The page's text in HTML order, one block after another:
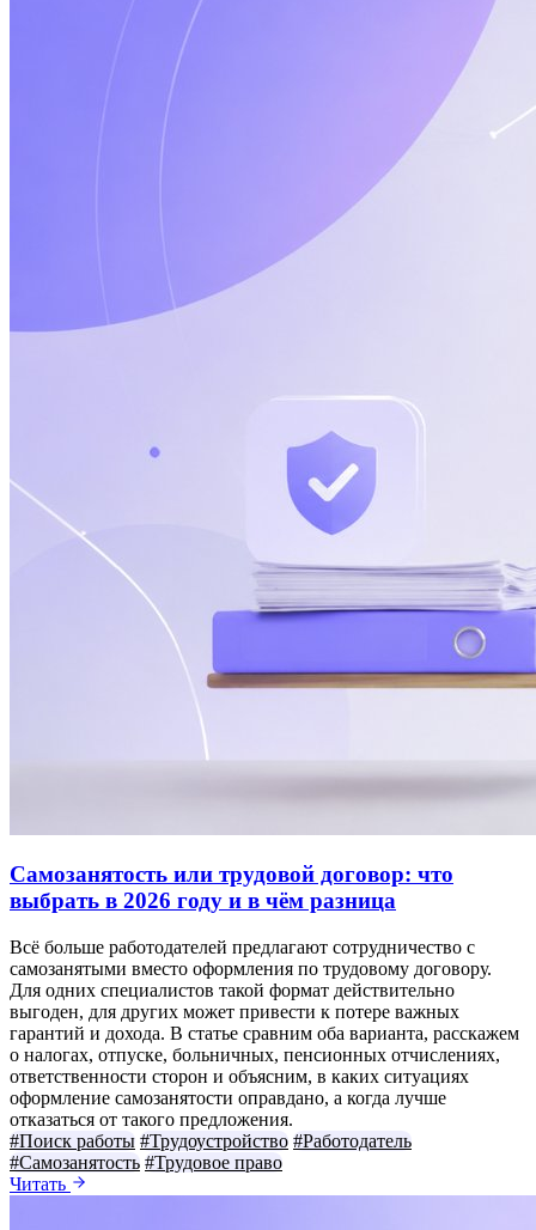
Самозанятость или трудовой договор: что
выбрать в 2026 году и в чём разница
Всё больше работодателей предлагают сотрудничество с
самозанятыми вместо оформления по трудовому договору.
Для одних специалистов такой формат действительно
выгоден, для других может привести к потере важных
гарантий и дохода. В статье сравним оба варианта, расскажем
о налогах, отпуске, больничных, пенсионных отчислениях,
ответственности сторон и объясним, в каких ситуациях
оформление самозанятости оправдано, а когда лучше
отказаться от такого предложения.
#Поиск работы #Трудоустройство #Работодатель
#Самозанятость #Трудовое право
Читать